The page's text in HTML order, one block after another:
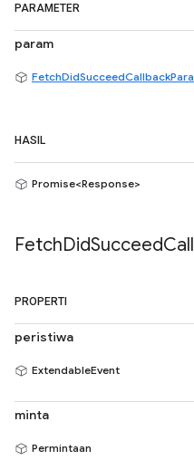
PARAMETER
param
HASIL
Promise<Response>
FetchDidSucceed
PROPERTI
peristiwa
ExtendableEvent
minta
Permintaan